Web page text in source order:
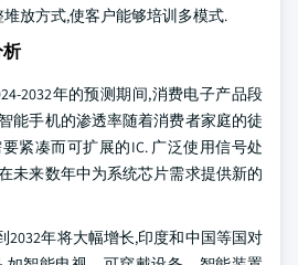
放方式,使客户能够培训多模式.
2032年的预测期间,消费电子产品段
能手机的渗透率随着消费者家庭的徒
紧凑而可扩展的IC. 广泛使用信号处
未来数年中为系统芯片需求提供新的
2032年将大幅增长,印度和中国等国对